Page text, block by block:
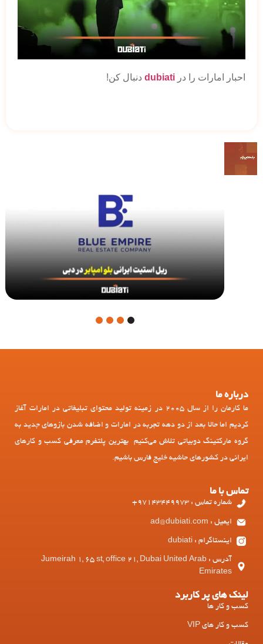
احبار امارات را در dubiati دنبال کن!
1
درباره ما
ما کارمان را از سال 2005 در زمینه تولید محتوای تبلیغاتی در امارات آغاز
کردیم اما حالا بعد از دو دهه تجربه در امارات و اضافه شدن بازوهای جدید به
گروه مارکتینگ دوبیاتی تلاش می‌کنیم بهترین پلتفرم معرفی کسب و کارهای
ایرانی در کشورهای حاشیه خلیج فارس باشیم.
تماس با ما
شماره تماس : 97143449973+
ایمیل : ad@dubiati.com
اینستاگرام : dubiati
آدرس : Jumeirah 1, 65 st, office 21, Dubai United Arab
Emirates
لینک های پر کاربرد
کسب و کار ها
کسب و کار های VIP